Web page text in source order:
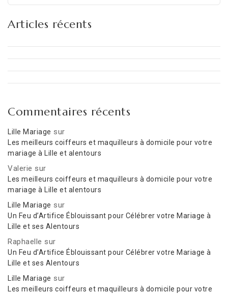
Articles récents
Commentaires récents
Lille Mariage sur
Les meilleurs coiffeurs et maquilleurs à domicile pour votre
mariage à Lille et alentours
Valerie sur
Les meilleurs coiffeurs et maquilleurs à domicile pour votre
mariage à Lille et alentours
Lille Mariage sur
Un Feu d’Artifice Éblouissant pour Célébrer votre Mariage à
Lille et ses Alentours
Raphaelle sur
Un Feu d’Artifice Éblouissant pour Célébrer votre Mariage à
Lille et ses Alentours
Lille Mariage sur
Les meilleurs coiffeurs et maquilleurs à domicile pour votre